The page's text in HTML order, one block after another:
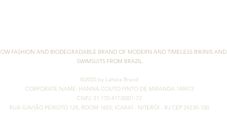
FASHION AND BIODEGRADABLE BRAND OF MODERN AND TIMELESS BIKINIS AND
SWIMSUITS FROM BRAZIL.
©2020 by Lahara Brand
CORPORATE NAME: HANNA COUTO PINTO DE MIRANDA 148472
CNPJ: 21.170.417/0001-72
RUA GAVIÃO PEIXOTO 124, ROOM 1603, ICARAÍ - NITERÓI - RJ CEP 24230-100